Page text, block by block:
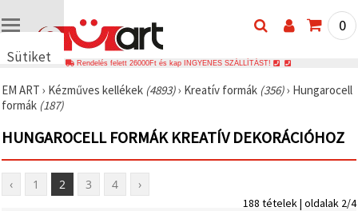
Sütiket
🍪 Cookie-
kat és
technológiákat
használunk
annak
érdekében,
hogy
biztosítsuk
0
Rendelés felett 26000Ft és kap INGYENES SZÁLLÍTÁST!
EM ART › Kézműves kellékek (4893)› Kreatív formák (356)› Hungarocell
formák (187)
HUNGAROCELL FORMÁK KREATÍV DEKORÁCIÓHOZ
‹ 1 2 3 4 ›
188 tételek | oldalak 2/4